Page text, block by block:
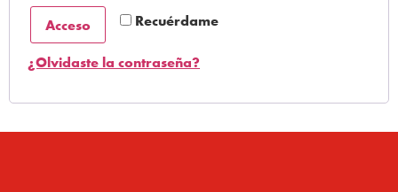
Recuérdame
Acceso
¿Olvidaste la contraseña?